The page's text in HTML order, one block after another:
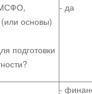
МСФО,
основы)
подготовки
- да
-